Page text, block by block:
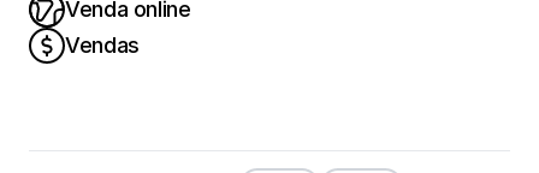
Venda online
Vendas